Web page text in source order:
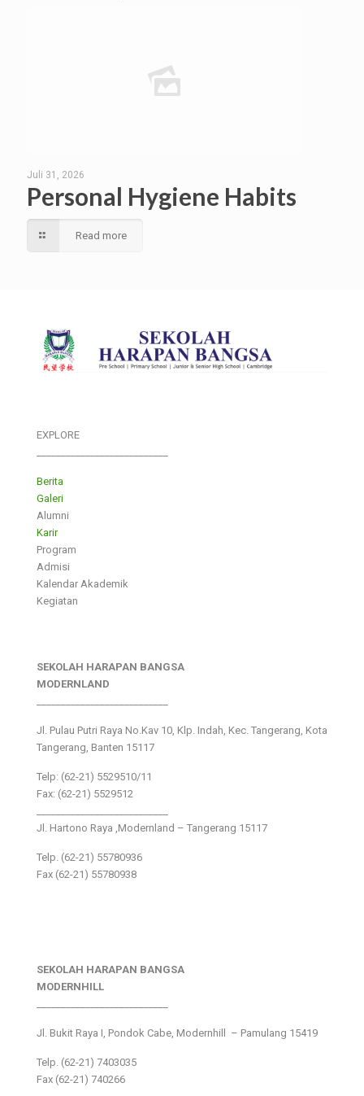
Juli 31, 2026
Personal Hygiene Habits
Read more
EXPLORE
Berita
Galeri
Alumni
Karir
Program
Admisi
Kalendar Akademik
Kegiatan
SEKOLAH HARAPAN BANGSA
MODERNLAND
Jl. Pulau Putri Raya No.Kav 10, Klp. Indah, Kec. Tangerang, Kota
Tangerang, Banten 15117
Telp: (62-21) 5529510/11
Fax: (62-21) 5529512
Jl. Hartono Raya ,Modernland – Tangerang 15117
Telp. (62-21) 55780936
Fax (62-21) 55780938
SEKOLAH HARAPAN BANGSA
MODERNHILL
Jl. Bukit Raya I, Pondok Cabe, Modernhill – Pamulang 15419
Telp. (62-21) 7403035
Fax (62-21) 740266